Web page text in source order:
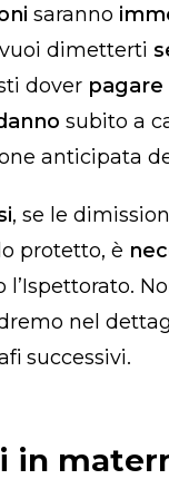
saranno
dimetterti
dover pagare
subito a
anticipata
, se le
protetto, è
l’Ispettorato.
nel
successivi.
in